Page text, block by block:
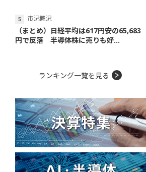
市況概況
（まとめ）日経平均は617円安の65,683
円で反落 半導体株に売りも好...
ランキング一覧を見る